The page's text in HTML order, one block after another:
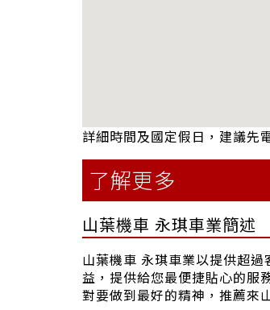
詳細時間及國定假日，建議先
了解更多
山葉機車 永琪車業簡述
山葉機車 永琪車業以提供超
益，提供給您最便捷貼心的服
對要做到最好的精神，推薦來